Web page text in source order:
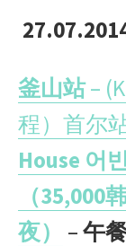
釜山站–
程）首尔
House 어
（35,000
夜）
–午